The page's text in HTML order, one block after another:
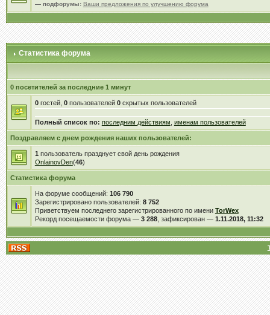
— подфорумы: Ваши предложения по улучшению форума
Статистика форума
0 посетителей за последние 1 минут
0гостей, 0пользователей 0скрытых пользователей
Полный список по: последним действиям именам пользователей
Поздравляем с днем рождения наших пользователей:
1 пользователь празднует свой день рождения
OnlainovDen(46)
Статистика форума
На форуме сообщений: 106 790
Зарегистрировано пользователей: 8 752
Приветствуем последнего зарегистрированного по имени TorWex
Рекорд посещаемости форума — 3 288, зафиксирован — 1.11.2018, 11:32